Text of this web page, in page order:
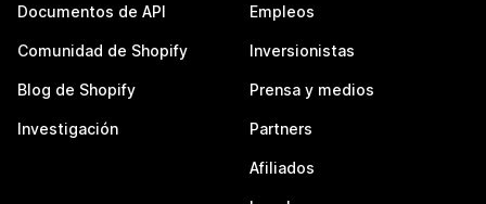
Documentos de API
Comunidad de Shopify
Blog de Shopify
Investigación
Empleos
Inversionistas
Prensa y medios
Partners
Afiliados